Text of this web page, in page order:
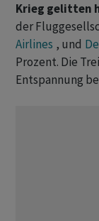
Krieg gelitten
der
Airlines , und
Prozent. Die
Entspannung